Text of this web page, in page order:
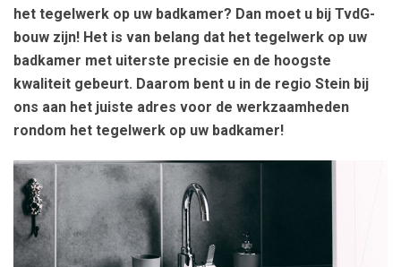
het tegelwerk op uw badkamer? Dan moet u bij TvdG-
bouw zijn! Het is van belang dat het tegelwerk op uw
badkamer met uiterste precisie en de hoogste
kwaliteit gebeurt. Daarom bent u in de regio Stein bij
ons aan het juiste adres voor de werkzaamheden
rondom het tegelwerk op uw badkamer!